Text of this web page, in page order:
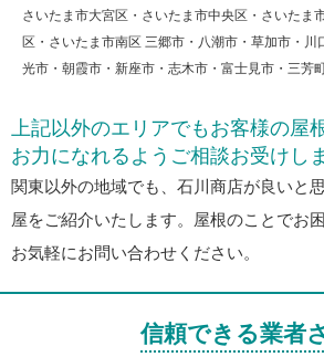
さいたま市大宮区・さいたま市中央区・さいたま
区・さいたま市南区 三郷市・八潮市・草加市・川
光市・朝霞市・新座市・志木市・富士見市・三芳
上記以外のエリアでもお客様の屋
お力になれるようご相談お受けし
関東以外の地域でも、石川商店が良いと
屋をご紹介いたします。屋根のことでお
お気軽にお問い合わせください。
信頼できる業者